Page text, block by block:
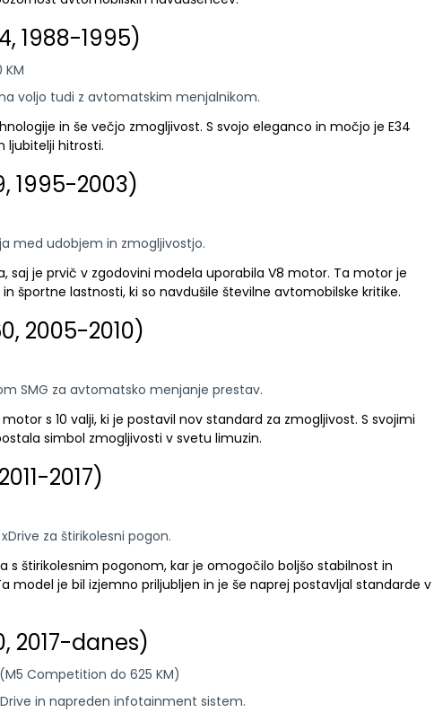
1988-1995)
voljo tudi z avtomatskim menjalnikom.
in še večjo zmogljivost. S svojo eleganco in močjo je E34
ljubitelji hitrosti.
1995-2003)
med udobjem in zmogljivostjo.
saj je prvič v zgodovini modela uporabila V8 motor. Ta motor je
športne lastnosti, ki so navdušile številne avtomobilske kritike.
2005-2010)
SMG za avtomatsko menjanje prestav.
s 10 valji, ki je postavil nov standard za zmogljivost. S svojimi
simbol zmogljivosti v svetu limuzin.
2017)
za štirikolesni pogon.
s štirikolesnim pogonom, kar je omogočilo boljšo stabilnost in
model je bil izjemno priljubljen in je še naprej postavljal standarde v
2017-danes)
Competition do 625 KM)
in napreden infotainment sistem.